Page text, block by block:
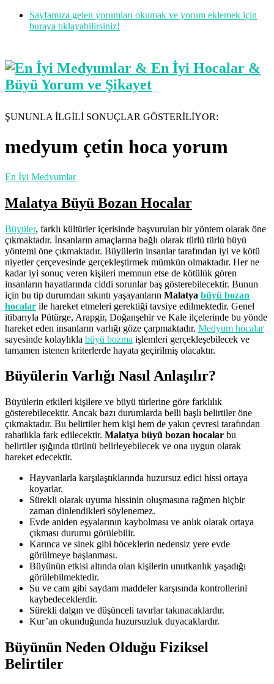
Sayfamıza gelen yorumları okumak ve yorum eklemek için
buraya tıklayabilirsiniz!
ŞUNUNLA İLGİLİ SONUÇLAR GÖSTERİLİYOR:
medyum çetin hoca yorum
En İyi Medyumlar
Malatya Büyü Bozan Hocalar
Büyüler, farklı kültürler içerisinde başvurulan bir yöntem olarak öne
çıkmaktadır. İnsanların amaçlarına bağlı olarak türlü türlü büyü
yöntemi öne çıkmaktadır. Büyülerin insanlar tarafından iyi ve kötü
niyetler çerçevesinde gerçekleştirmek mümkün olmaktadır. Her ne
kadar iyi sonuç veren kişileri memnun etse de kötülük gören
insanların hayatlarında ciddi sorunlar baş gösterebilecektir. Bunun
için bu tip durumdan sıkıntı yaşayanların Malatya büyü bozan
hocalar ile hareket etmeleri gerektiği tavsiye edilmektedir. Genel
itibarıyla Pütürge, Arapgir, Doğanşehir ve Kale ilçelerinde bu yönde
hareket eden insanların varlığı göze çarpmaktadır. Medyum hocalar
sayesinde kolaylıkla büyü bozma işlemleri gerçekleşebilecek ve
tamamen istenen kriterlerde hayata geçirilmiş olacaktır.
Büyülerin Varlığı Nasıl Anlaşılır?
Büyülerin etkileri kişilere ve büyü türlerine göre farklılık
gösterebilecektir. Ancak bazı durumlarda belli başlı belirtiler öne
çıkmaktadır. Bu belirtiler hem kişi hem de yakın çevresi tarafından
rahatlıkla fark edilecektir. Malatya büyü bozan hocalar bu
belirtiler ışığında türünü belirleyebilecek ve ona uygun olarak
hareket edecektir.
Hayvanlarla karşılaştıklarında huzursuz edici hissi ortaya
koyarlar.
Sürekli olarak uyuma hissinin oluşmasına rağmen hiçbir
zaman dinlendikleri söylenemez.
Evde aniden eşyalarının kaybolması ve anlık olarak ortaya
çıkması durumu görülebilir.
Karınca ve sinek gibi böceklerin nedensiz yere evde
görülmeye başlanması.
Büyünün etkisi altında olan kişilerin unutkanlık yaşadığı
görülebilmektedir.
Su ve cam gibi saydam maddeler karşısında kontrollerini
kaybedeceklerdir.
Sürekli dalgın ve düşünceli tavırlar takınacaklardır.
Kur’an okunduğunda huzursuzluk duyacaklardır.
Büyünün Neden Olduğu Fiziksel
Belirtiler